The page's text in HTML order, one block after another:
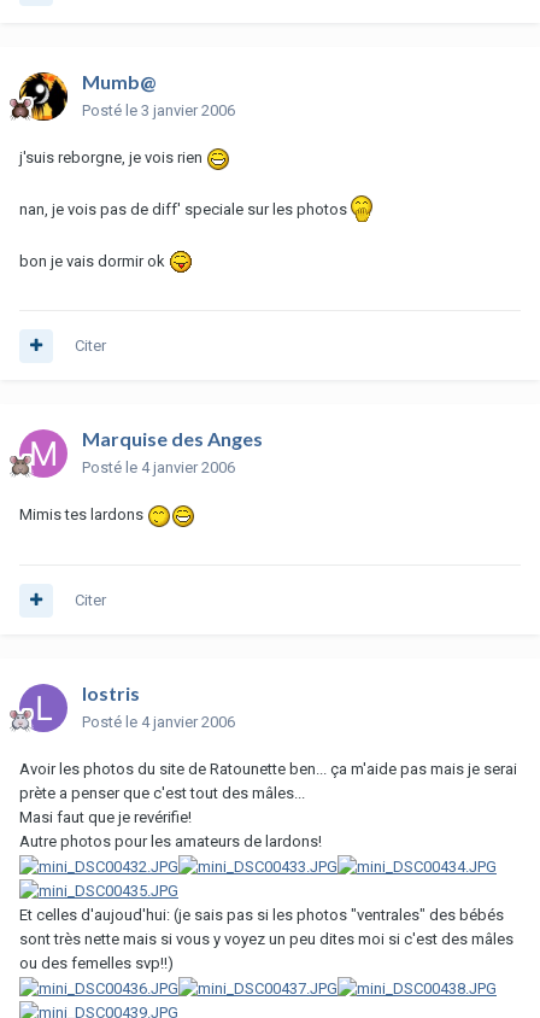
Mumb@
Posté le 3 janvier 2006
j'suis reborgne, je vois rien
nan, je vois pas de diff' speciale sur les photos
bon je vais dormir ok
Citer
Marquise des Anges
Posté le 4 janvier 2006
Mimis tes lardons
Citer
lostris
Posté le 4 janvier 2006
Avoir les photos du site de Ratounette ben... ça m'aide pas mais je serai
prète a penser que c'est tout des mâles...
Masi faut que je revérifie!
Autre photos pour les amateurs de lardons!
Et celles d'aujoud'hui: (je sais pas si les photos "ventrales" des bébés
sont très nette mais si vous y voyez un peu dites moi si c'est des mâles
ou des femelles svp!!)